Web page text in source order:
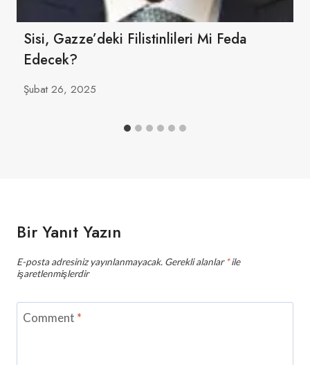
Sisi, Gazze’deki Filistinlileri Mi Feda
Edecek?
Şubat 26, 2025
Bir Yanıt Yazın
E-posta adresiniz yayınlanmayacak. Gerekli alanlar*ile
işaretlenmişlerdir
Comment *